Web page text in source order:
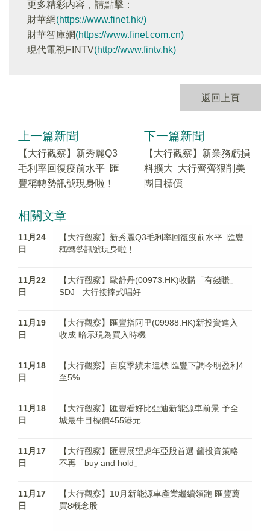
更多精彩内容，請點擊：
財華網(https://www.finet.hk/)
財華智庫網(https://www.finet.com.cn)
現代電視FINTV(http://www.fintv.hk)
返回上頁
上一篇新聞
【大行觀察】新秀麗Q3
毛利率回復疫前水平 匯
豐稱轉勢訊號現身啦﹗
下一篇新聞
【大行觀察】新業務虧損
料擴大 大行齊齊狠削美
團目標價
相關文章
11月24
日
【大行觀察】新秀麗Q3毛利率回復疫前水平 匯豐
稱轉勢訊號現身啦﹗
11月22
日
【大行觀察】歐舒丹(00973.HK)收購「有錢賺」
SDJ 大行接捧式唱好
11月19
日
【大行觀察】匯豐指阿里(09988.HK)新投資進入
收成 暗示現為買入時機
11月18
日
【大行觀察】百度季績未達標 匯豐下調今明盈利4
至5%
11月18
日
【大行觀察】匯豐看好比亞迪新能源車前景 予全
城最牛目標價455港元
11月17
日
【大行觀察】匯豐展望虎年亞股首選 籲投資策略
不再「buy and hold」
11月17
日
【大行觀察】10月新能源車產業繼續領跑 匯豐薦
買8概念股